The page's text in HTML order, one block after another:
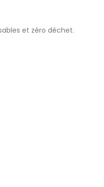
et zéro déchet.